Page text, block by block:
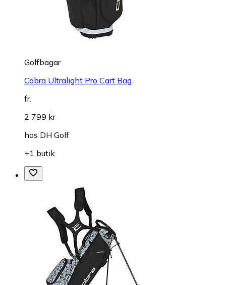
Golfbagar
Cobra Ultralight Pro Cart Bag
fr.
2 799 kr
hos DH Golf
+1 butik